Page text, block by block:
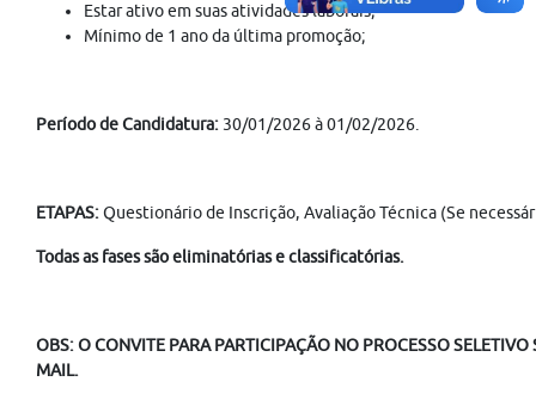
Estar ativo em suas atividades laborais;
Mínimo de 1 ano da última promoção;
Período de Candidatura: 30/01/2026 à 01/02/2026.
ETAPAS:Questionário de Inscrição, Avaliação Técnica (Se
Todas as fases são eliminatórias e classificatórias.
OBS: O CONVITE PARA PARTICIPAÇÃO NO PROCESSO SELETIVO
MAIL.